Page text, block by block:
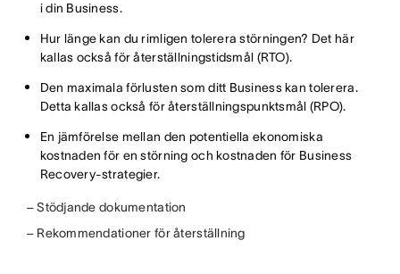
i din Business.
Hur länge kan du rimligen tolerera störningen? Det här
kallas också för återställningstidsmål (RTO).
Den maximala förlusten som ditt Business kan tolerera.
Detta kallas också för återställningspunktsmål (RPO).
En jämförelse mellan den potentiella ekonomiska
kostnaden för en störning och kostnaden för Business
Recovery-strategier.
– Stödjande dokumentation
– Rekommendationer för återställning